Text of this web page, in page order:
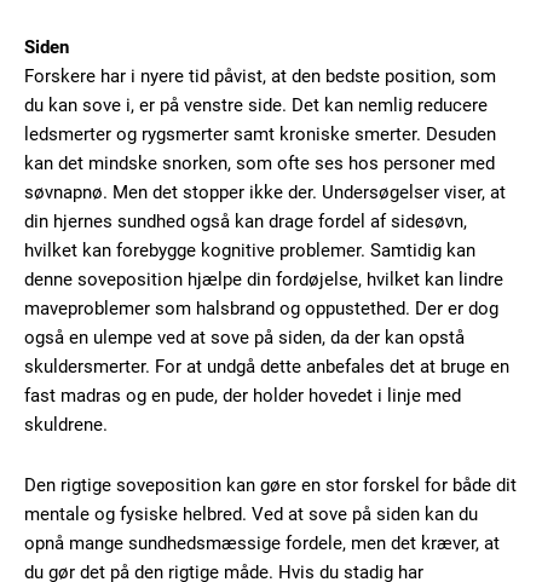
Subscription Plans
Free limited access
Siden
Forskere har i nyere tid påvist, at den bedste position, som
du kan sove i, er på venstre side. Det kan nemlig reducere
ledsmerter og rygsmerter samt kroniske smerter. Desuden
kan det mindske snorken, som ofte ses hos personer med
søvnapnø. Men det stopper ikke der. Undersøgelser viser, at
din hjernes sundhed også kan drage fordel af sidesøvn,
hvilket kan forebygge kognitive problemer. Samtidig kan
denne soveposition hjælpe din fordøjelse, hvilket kan lindre
maveproblemer som halsbrand og oppustethed. Der er dog
også en ulempe ved at sove på siden, da der kan opstå
skuldersmerter. For at undgå dette anbefales det at bruge en
fast madras og en pude, der holder hovedet i linje med
skuldrene.
Den rigtige soveposition kan gøre en stor forskel for både dit
mentale og fysiske helbred. Ved at sove på siden kan du
opnå mange sundhedsmæssige fordele, men det kræver, at
du gør det på den rigtige måde. Hvis du stadig har